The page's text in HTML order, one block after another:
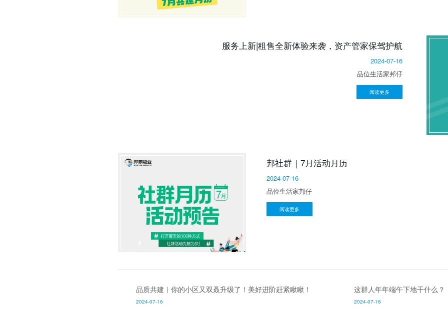
服务上新|租售全新体验来袭，资产管家保驾护航
2024-07-16
品位生活家邦仔
阅读更多
邦社群｜7月活动月历
2024-07-16
品位生活家邦仔
阅读更多
品质共建｜你的小区又双叒升级了！美好进阶赶紧瞅瞅！
2024-07-16
这群人年年端午下地干什么？
2024-07-16